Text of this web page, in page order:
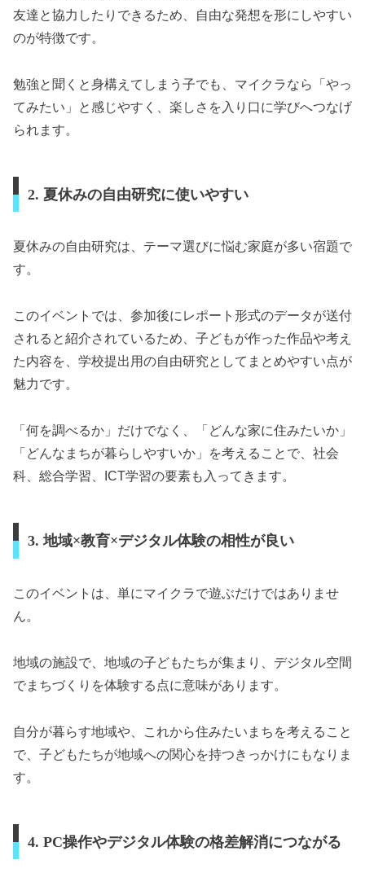
友達と協力したりできるため、自由な発想を形にしやすい
のが特徴です。
勉強と聞くと身構えてしまう子でも、マイクラなら「やっ
てみたい」と感じやすく、楽しさを入り口に学びへつなげ
られます。
2. 夏休みの自由研究に使いやすい
夏休みの自由研究は、テーマ選びに悩む家庭が多い宿題で
す。
このイベントでは、参加後にレポート形式のデータが送付
されると紹介されているため、子どもが作った作品や考え
た内容を、学校提出用の自由研究としてまとめやすい点が
魅力です。
「何を調べるか」だけでなく、「どんな家に住みたいか」
「どんなまちが暮らしやすいか」を考えることで、社会
科、総合学習、ICT学習の要素も入ってきます。
3. 地域×教育×デジタル体験の相性が良い
このイベントは、単にマイクラで遊ぶだけではありませ
ん。
地域の施設で、地域の子どもたちが集まり、デジタル空間
でまちづくりを体験する点に意味があります。
自分が暮らす地域や、これから住みたいまちを考えること
で、子どもたちが地域への関心を持つきっかけにもなりま
す。
4. PC操作やデジタル体験の格差解消につながる